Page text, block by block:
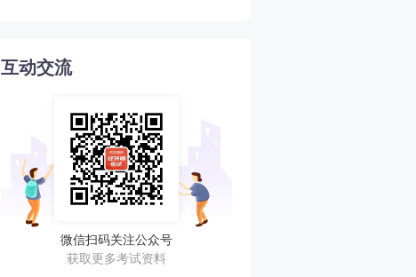
互动交流
微信扫码关注公众号
获取更多考试资料